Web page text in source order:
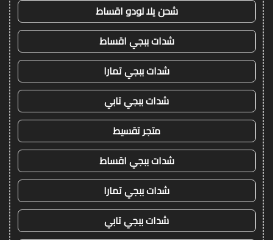
شحن يلا لودو اقساط
شدات ببجي اقساط
شدات ببجي تمارا
شدات ببجي تابي
متجر تقسيط
شدات ببجي اقساط
شدات ببجي تمارا
شدات ببجي تابي